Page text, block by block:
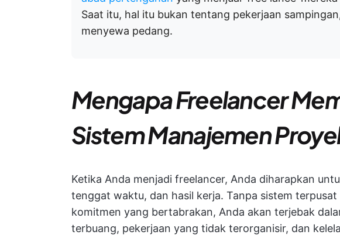
Saat itu, hal itu bukan tentang pekerjaan
menyewa pedang.
Mengapa Freelancer
Sistem Manajemen
Ketika Anda menjadi freelancer, Anda diharapkan
tenggat waktu, dan hasil kerja. Tanpa sistem
komitmen yang bertabrakan, Anda akan terjebak
terbuang, pekerjaan yang tidak terorganisir, dan